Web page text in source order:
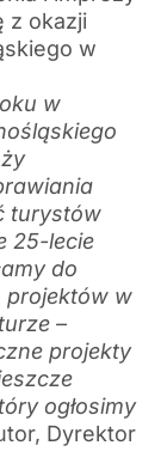
z okazji
w
w
turystów
25-lecie
do
projektów w
–
projekty
ogłosimy
Dyrektor